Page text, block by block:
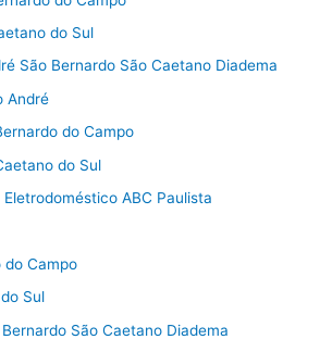
do Sul
São Bernardo São Caetano Diadema
André
do Campo
do Sul
ABC Paulista
do Campo
Sul
São Caetano Diadema